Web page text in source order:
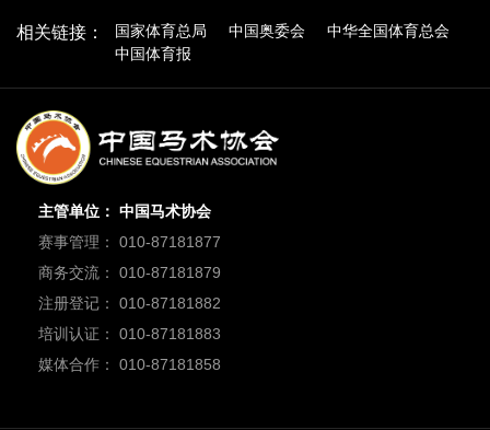
相关链接： 国家体育总局 中国奥委会
中华全国体育总会
中国体育报
主管单位： 中国马术协会
赛事管理： 010-87181877
商务交流： 010-87181879
注册登记： 010-87181882
培训认证： 010-87181883
媒体合作： 010-87181858